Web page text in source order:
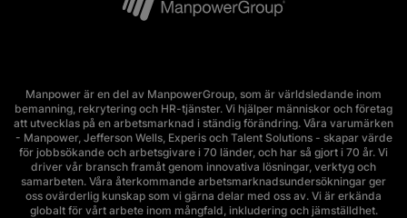
Manpower är en del av ManpowerGroup, som är världsledande inom
bemanning, rekrytering och HR-tjänster. Vi hjälper människor och företag
att utvecklas på en arbetsmarknad i ständig förändring. Våra varumärken
- Manpower, Jefferson Wells, Experis och Talent Solutions - skapar värde
för jobbsökande och arbetsgivare i 70 länder, och har så gjort i 70 år. Vi
driver vår bransch framåt genom innovativa lösningar, verktyg och
samarbeten. Våra återkommande arbetsmarknadsundersökningar ger
oss ovärderlig kunskap som vi gärna delar med oss av. Vi är erkända
globalt för vårt arbete inom mångfald, inkludering och jämställdhet.